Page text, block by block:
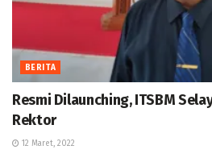
BERITA
Resmi Dilaunching, ITSBM
Rektor
12 Maret, 2022